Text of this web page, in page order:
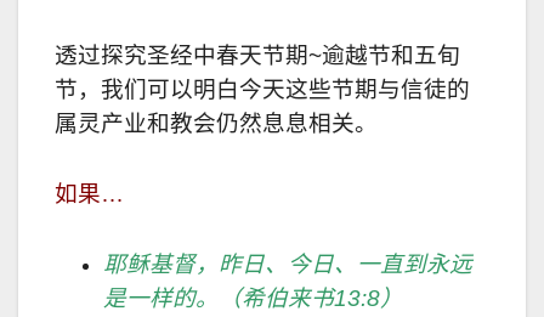
透过探究圣经中春天节期~逾越节和五旬
节，我们可以明白今天这些节期与信徒的
属灵产业和教会仍然息息相关。
如果…
耶稣基督，昨日、今日、一直到永远
是一样的。（希伯来书13:8）